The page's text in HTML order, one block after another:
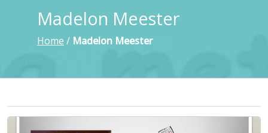
Madelon Meester
Home / Madelon Meester